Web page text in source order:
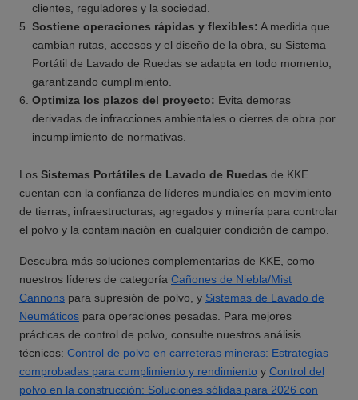
clientes, reguladores y la sociedad.
Sostiene operaciones rápidas y flexibles: A medida que
cambian rutas, accesos y el diseño de la obra, su Sistema
Portátil de Lavado de Ruedas se adapta en todo momento,
garantizando cumplimiento.
Optimiza los plazos del proyecto: Evita demoras
derivadas de infracciones ambientales o cierres de obra por
incumplimiento de normativas.
Los Sistemas Portátiles de Lavado de Ruedas de KKE
cuentan con la confianza de líderes mundiales en movimiento
de tierras, infraestructuras, agregados y minería para controlar
el polvo y la contaminación en cualquier condición de campo.
Descubra más soluciones complementarias de KKE, como
nuestros líderes de categoría Cañones de Niebla/Mist
Cannons para supresión de polvo, y Sistemas de Lavado de
Neumáticos para operaciones pesadas. Para mejores
prácticas de control de polvo, consulte nuestros análisis
técnicos: Control de polvo en carreteras mineras: Estrategias
comprobadas para cumplimiento y rendimiento y Control del
polvo en la construcción: Soluciones sólidas para 2026 con